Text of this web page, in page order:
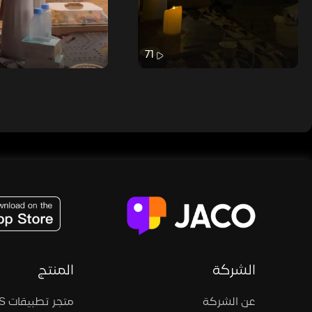
71
الشركة
عن الشركة
المنتج
متجر تطبيقات iOS